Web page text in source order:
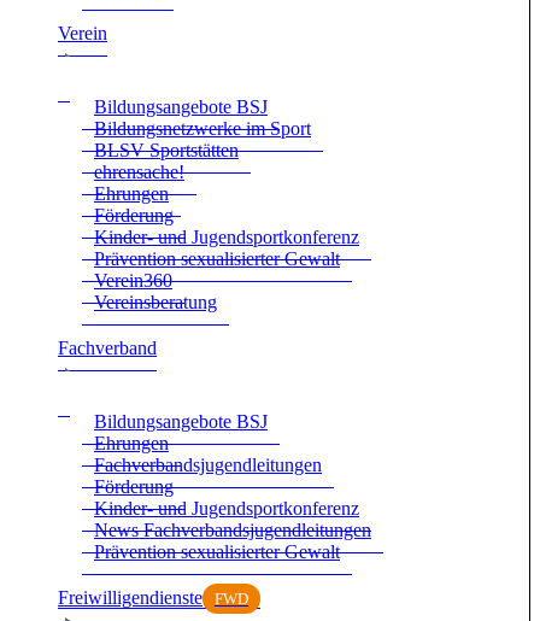
Ver­ein
Bil­dungs­an­ge­bote BSJ
Bil­dungs­netz­werke im Sport
BLSV Sport­stät­ten
ehren­sa­che!
Ehrun­gen
För­de­rung
Kin­der- und Jugend­sport­kon­fe­renz
Prä­ven­tion sexua­li­sier­ter Gewalt
Verein360
Ver­eins­be­ra­tung
Fach­ver­band
Bil­dungs­an­ge­bote BSJ
Ehrun­gen
Fach­ver­bands­ju­gend­lei­tun­gen
För­de­rung
Kin­der- und Jugend­sport­kon­fe­renz
News Fach­ver­bands­ju­gend­lei­tun­gen
Prä­ven­tion sexua­li­sier­ter Gewalt
Frei­wil­li­gen­dienste FWD